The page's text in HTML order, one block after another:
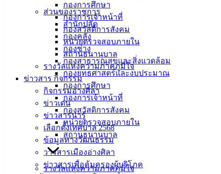
กองการศึกษา
กองการเจ้าหน้าที่
กองสวัสดิการสังคม
หน่วยตรวจสอบภายใน
สถานธนานุบาล
รางวัลแห่งความภาคภูมิใจ
ข่าวสาร กิจกรรม
กิจกรรมอ่างศิลา
ข่าวเด่น
ข่าวสารน่ารู้
เลือกตั้งเทศบาล 2568
ข้อมูลทางวัฒนธรรม
วารสารเมืองอ่างศิลา
ข่าวสารเพื่อคุ้มครองผู้บริโภค
ส่วนของราชการ
สำนักปลัด
กองคลัง
กองช่าง
กองสาธารณสุขและสิ่งแวดล้อม
กองยุทธศาสตร์และงบประมาณ
กองการศึกษา
กองการเจ้าหน้าที่
กองสวัสดิการสังคม
หน่วยตรวจสอบภายใน
สถานธนานุบาล
รางวัลแห่งความภาคภูมิใจ
แก้ไข-ภาคผนวก-ข-ตำแหน่ง-ผู้ช่วยนายช่างไฟฟ้า
ศิลา
เทศบาลเมือง
อ่างศิลา 90/338
อ.เมือง จ.ชลบุรี